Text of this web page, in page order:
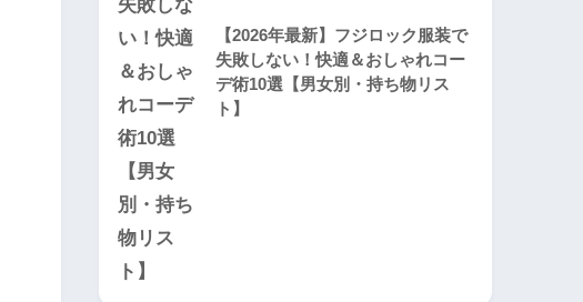
【2026年最新】フジロック服装で
失敗しない！快適＆おしゃれコー
デ術10選【男女別・持ち物リス
ト】